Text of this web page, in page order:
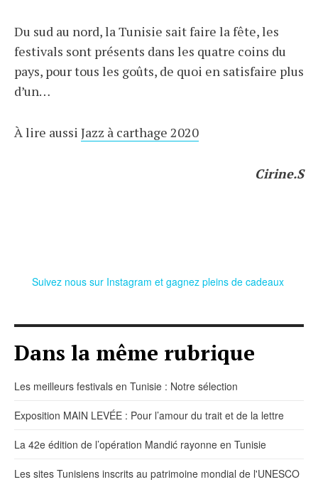
Du sud au nord, la Tunisie sait faire la fête, les
festivals sont présents dans les quatre coins du
pays, pour tous les goûts, de quoi en satisfaire plus
d’un…
À lire aussi Jazz à carthage 2020
Cirine.S
Suivez nous sur Instagram et gagnez pleins de cadeaux
Dans la même rubrique
Les meilleurs festivals en Tunisie : Notre sélection
Exposition MAIN LEVÉE : Pour l’amour du trait et de la lettre
La 42e édition de l’opération Mandić rayonne en Tunisie
Les sites Tunisiens inscrits au patrimoine mondial de l'UNESCO